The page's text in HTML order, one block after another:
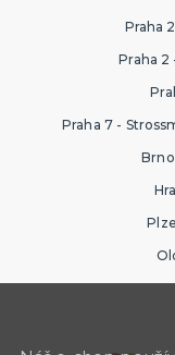
Praha
Praha 2
Praha 7 -